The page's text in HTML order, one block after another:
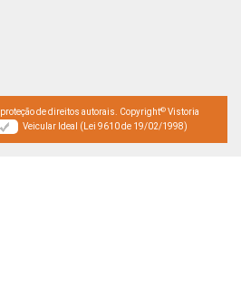
de direitos autorais. Copyright© Vistoria
Veicular Ideal (Lei 9610 de 19/02/1998)